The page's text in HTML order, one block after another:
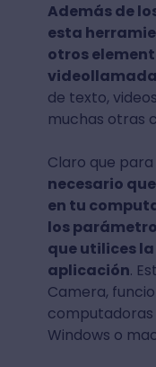
Además de
esta
otros
videollamada
de texto,
muchas otras
Claro que para
necesario
en tu
los
que utilices
aplicación.
Camera,
Windows o